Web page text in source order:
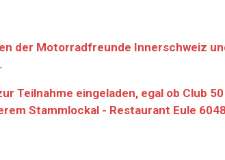
der Motorradfreunde Innerschweiz
Teilnahme eingeladen, egal ob Club
Stammlockal - Restaurant Eule